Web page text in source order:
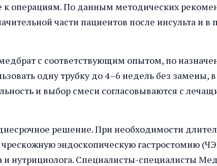
операциям. По данным методических
части пациентов после инсульта и в
с соответствующим опытом, по
одну трубку до 4–6 недель без замены, в
и выбор смеси согласовываются с
решение. При необходимости
эндоскопическую гастростомию
и нутрициолога. Специалисты-специалисты